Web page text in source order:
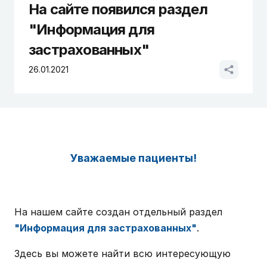
На сайте появился раздел
"Информация для
застрахованных"
26.01.2021
Уважаемые пациенты!
На нашем сайте создан отдельный раздел
"Информация для застрахованных".
Здесь вы можете найти всю интересующую